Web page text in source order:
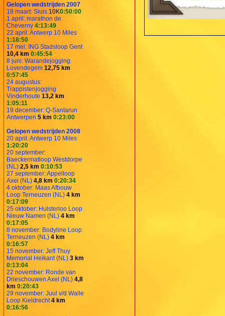
Gelopen wedstrijden 2007
18 maart: Sluis 10K0:50:00
1 april: marathon de
Cheverny 4:13:49
22 april: Antwerp 10 Miles
1:18:50
17 mei: ING Stadsloop Gent
10,4 km 0:45:54
8 juni: Warandejogging
Lovendegem 12,75 km
0:57:45
24 augustus:
Trappistenjogging
Vinderhoute 13,2 km
1:05:11
19 december: Q-Santarun
Antwerpen 5 km 0:23:00
Gelopen wedstrijden 2008
20 april: Antwerp 10 Miles
1:20:20
20 september:
Baeckermatloop Westdorpe
(NL) 2,5 km 0:10:53
27 september: Appelloop
Axel (NL) 4,8 km 0:20:34
4 oktober: Maas Afbouw
Loop Terneuzen (NL) 4 km
0:17:09
25 oktober: Hulsterloo Loop
Nieuw Namen (NL) 4 km
0:17:05
8 november: Bodyline Loop
Terneuzen (NL) 4 km
0:16:57
15 november: Jeff Thuy
Memorial Heikant (NL) 3 km
0:13:04
22 november: Ronde van
Drieschouwen Axel (NL) 4,8
km 0:20:43
29 november: Juul v/d Walle
Loop Kieldrecht4 km
0:16:56